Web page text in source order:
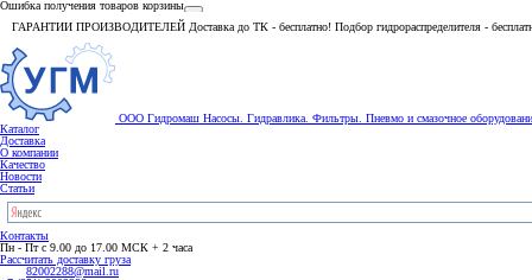
ГАРАНТИИ ПРОИЗВОДИТЕЛЕЙ Доставка до ТК - бесплатно! Подбор гидрораспределителя -
Каталог
Доставка
О компании
Качество
Новости
Статьи
Контакты
Пн - Пт с 9.00 до 17.00 МСК + 2 часа
Рассчитать доставку груза
82002288@mail.ru
+7 (351) 2002288